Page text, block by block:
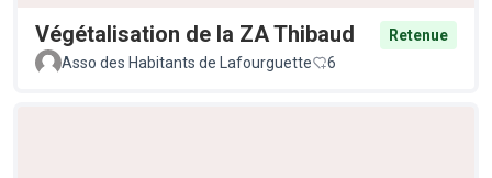
Végétalisation de la ZA Thibaud
Retenue
Asso des Habitants de Lafourguette
6